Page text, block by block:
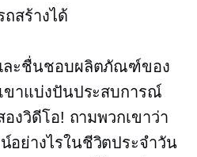
สร้างได้
ละชื่นชอบผลิตภัณฑ์ของ
าแบ่งปันประสบการณ์
งวิดีโอ! ถามพวกเขาว่า
ย่างไรในชีวิตประจำวัน